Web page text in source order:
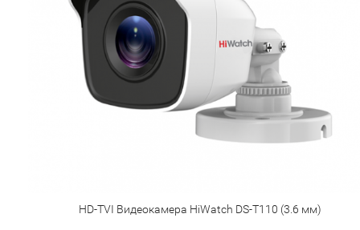
HD-TVI Видеокамера HiWatch DS-T110 (3.6 мм)